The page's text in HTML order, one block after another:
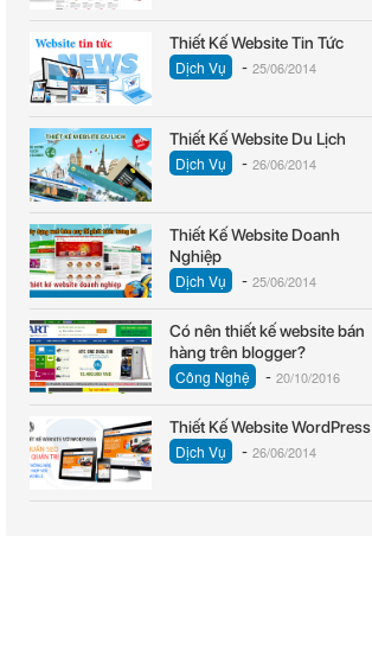
Thiết Kế Website Tin Tức
Dịch Vụ - 25/06/2014
Thiết Kế Website Du Lịch
Dịch Vụ - 26/06/2014
Thiết Kế Website Doanh
Nghiệp
Dịch Vụ - 25/06/2014
Có nên thiết kế website bán
hàng trên blogger?
Công Nghệ - 20/10/2016
Thiết Kế Website WordPress
Dịch Vụ - 26/06/2014